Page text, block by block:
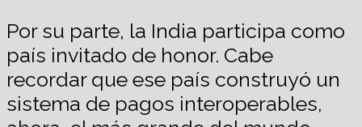
Por su parte, la India participa como
país invitado de honor. Cabe
recordar que ese país construyó un
sistema de pagos interoperables,